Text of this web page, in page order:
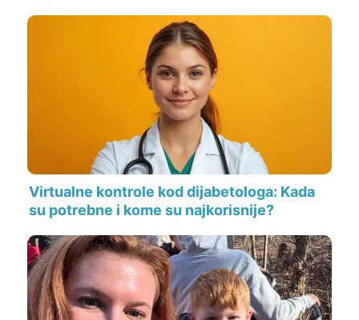
Virtualne kontrole kod dijabetologa: Kada
su potrebne i kome su najkorisnije?